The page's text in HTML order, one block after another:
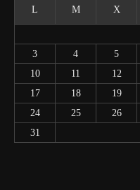
L M X
3
4 5
10
11 12
17
18 19
24
25 26
31